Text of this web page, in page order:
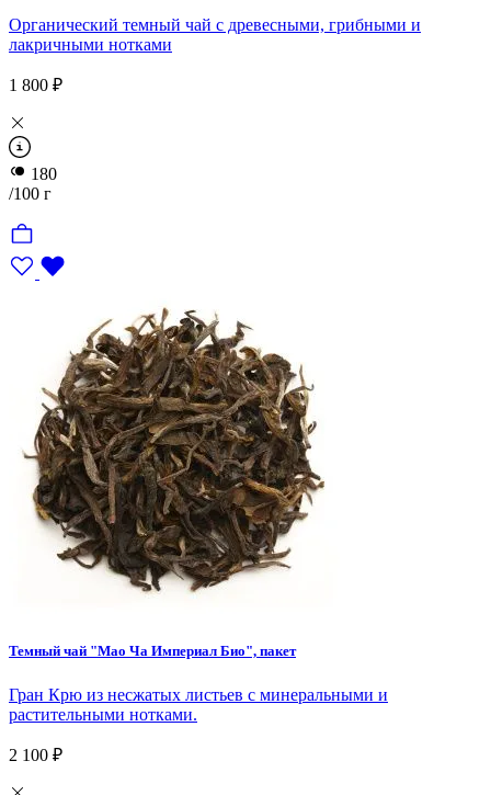
Органический темный чай с древесными, грибными и
лакричными нотками
1 800 ₽
180
/100 г
Темный чай "Мао Ча Империал Био", пакет
Гран Крю из несжатых листьев с минеральными и
растительными нотками.
2 100 ₽